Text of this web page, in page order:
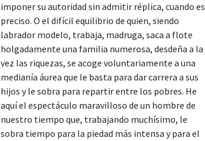
imponer su autoridad sin admitir réplica, cuando es
preciso. O el difícil equilibrio de quien, siendo
labrador modelo, trabaja, madruga, saca a flote
holgadamente una familia numerosa, desdeña a la
vez las riquezas, se acoge voluntariamente a una
medianía áurea que le basta para dar carrera a sus
hijos y le sobra para repartir entre los pobres. He
aquí el espectáculo maravilloso de un hombre de
nuestro tiempo que, trabajando muchísimo, le
sobra tiempo para la piedad más intensa y para el